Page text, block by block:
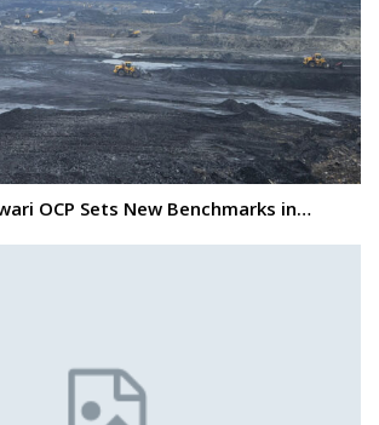
OCP Sets New Benchmarks in…